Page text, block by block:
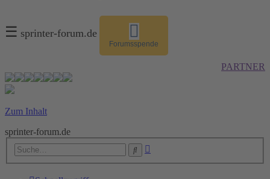
☰ sprinter-forum.de
Forumsspende
PARTNER
Zum Inhalt
sprinter-forum.de
Suche